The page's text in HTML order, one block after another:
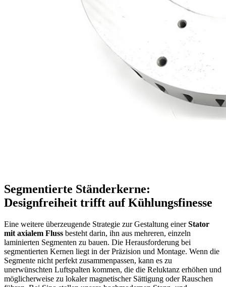
Segmentierte Ständerkerne:
Designfreiheit trifft auf Kühlungsfinesse
Eine weitere überzeugende Strategie zur Gestaltung einerStator
mit axialem Fluss besteht darin, ihn aus mehreren, einzeln
laminierten Segmenten zu bauen. Die Herausforderung bei
segmentierten Kernen liegt in der Präzision und Montage. Wenn die
Segmente nicht perfekt zusammenpassen, kann es zu
unerwünschten Luftspalten kommen, die die Reluktanz erhöhen und
möglicherweise zu lokaler magnetischer Sättigung oder Rauschen